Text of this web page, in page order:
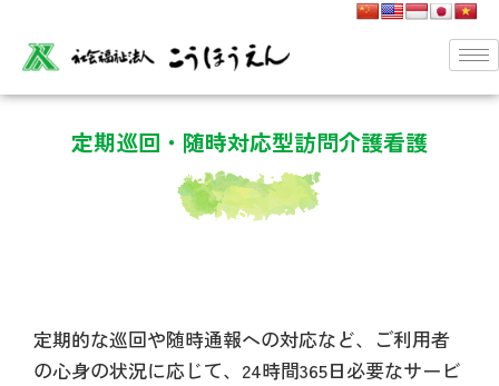
定期巡回・随時対応型訪問介護看護
定期的な巡回や随時通報への対応など、ご利用者
の心身の状況に応じて、24時間365日必要なサービ